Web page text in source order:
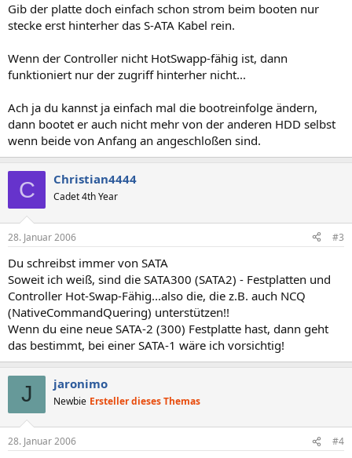
Gib der platte doch einfach schon strom beim booten nur
stecke erst hinterher das S-ATA Kabel rein.
Wenn der Controller nicht HotSwapp-fähig ist, dann
funktioniert nur der zugriff hinterher nicht...
Ach ja du kannst ja einfach mal die bootreinfolge ändern,
dann bootet er auch nicht mehr von der anderen HDD selbst
wenn beide von Anfang an angeschloßen sind.
C Christian4444
Cadet 4th Year
28. Januar 2006 #3
Du schreibst immer von SATA
Soweit ich weiß, sind die SATA300 (SATA2) - Festplatten und
Controller Hot-Swap-Fähig...also die, die z.B. auch NCQ
(NativeCommandQuering) unterstützen!!
Wenn du eine neue SATA-2 (300) Festplatte hast, dann geht
das bestimmt, bei einer SATA-1 wäre ich vorsichtig!
J jaronimo
Newbie Ersteller dieses Themas
28. Januar 2006 #4